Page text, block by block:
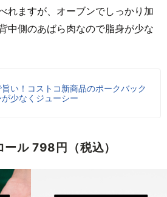
れますが、オーブンでしっかり加
中側のあばら肉なので脂身が少な
い！コストコ新商品のポークバック
が少なくジューシー
ル 798円（税込）